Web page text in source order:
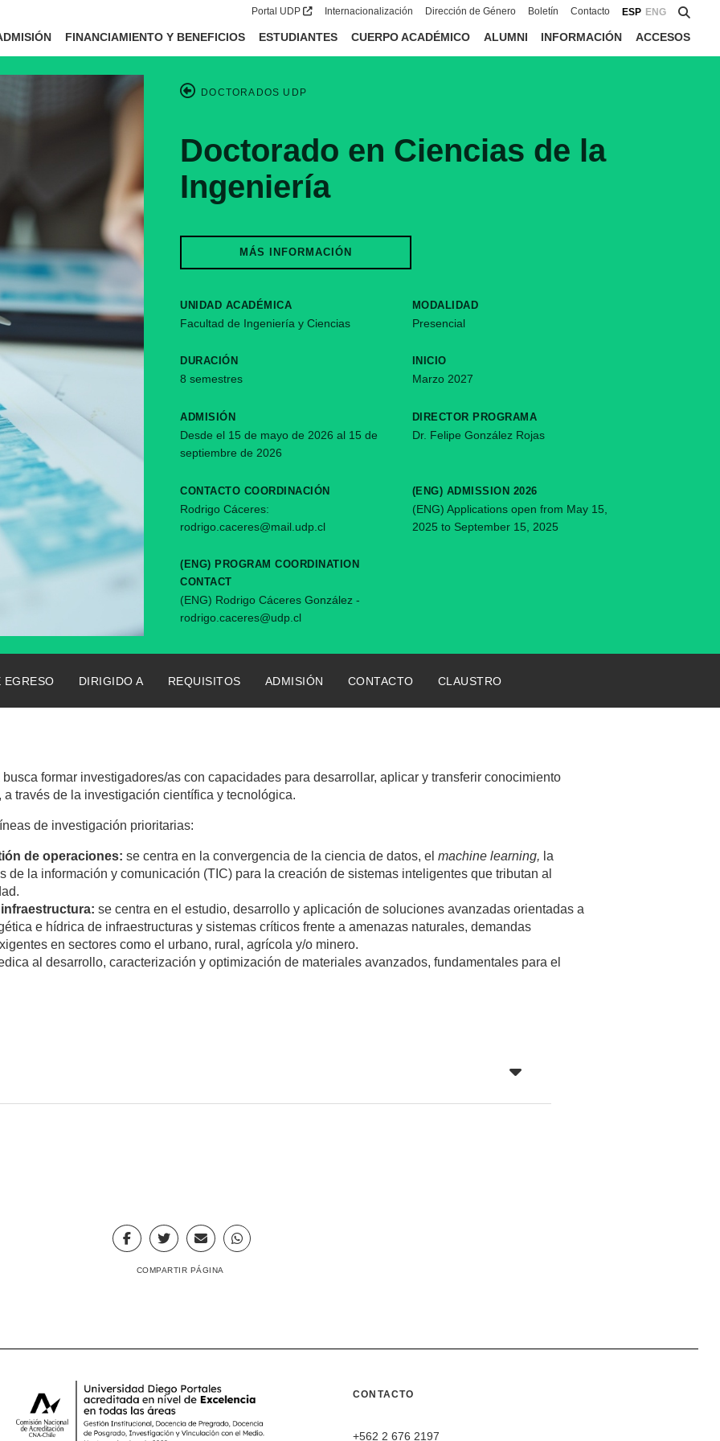
Portal UDP Internacionalización Dirección de Género Boletín Contacto ESP ENG
FINANCIAMIENTO Y BENEFICIOS ESTUDIANTES CUERPO ACADÉMICO ALUMNI INFORMACIÓN ACCESOS
DOCTORADOS UDP
Doctorado en Ciencias de la
Ingeniería
MÁS INFORMACIÓN
y nos pondremos en contacto contigo a la brevedad.
Email*
ENVIAR
UNIDAD ACADÉMICA
Facultad de Ingeniería y Ciencias
MODALIDAD
Presencial
DURACIÓN
8 semestres
INICIO
Marzo 2027
ADMISIÓN
Desde el 15 de mayo de 2026 al 15 de
septiembre de 2026
DIRECTOR PROGRAMA
Dr. Felipe González Rojas
CONTACTO COORDINACIÓN
Rodrigo Cáceres:
rodrigo.caceres@mail.udp.cl
(ENG) ADMISSION 2026
(ENG) Applications open from May 15,
2025 to September 15, 2025
(ENG) PROGRAM COORDINATION
CONTACT
(ENG) Rodrigo Cáceres González -
rodrigo.caceres@udp.cl
EGRESO DIRIGIDO A REQUISITOS ADMISIÓN CONTACTO CLAUSTRO
formar investigadores/as con capacidades para desarrollar, aplicar y transferir conocimiento
través de la investigación científica y tecnológica.
de investigación prioritarias:
de operaciones: se centra en la convergencia de la ciencia de datos, el machine learning, la
de la información y comunicación (TIC) para la creación de sistemas inteligentes que tributan al
se centra en el estudio, desarrollo y aplicación de soluciones avanzadas orientadas a
e hídrica de infraestructuras y sistemas críticos frente a amenazas naturales, demandas
en sectores como el urbano, rural, agrícola y/o minero.
al desarrollo, caracterización y optimización de materiales avanzados, fundamentales para el
COMPARTIR PÁGINA
CONTACTO
+562 2 676 2197